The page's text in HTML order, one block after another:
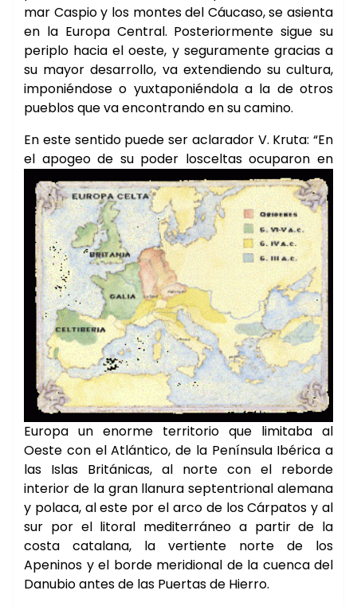
mar Caspio y los montes del Cáucaso, se asienta
en la Europa Central. Posteriormente sigue su
periplo hacia el oeste, y seguramente gracias a
su mayor desarrollo, va extendiendo su cultura,
imponiéndose o yuxtaponiéndola a la de otros
pueblos que va encontrando en su camino.
En este sentido puede ser aclarador V. Kruta: “En
el apogeo de su poder losceltas ocuparon en
Europa un enorme territorio que limitaba al
Oeste con el Atlántico, de la Península Ibérica a
las Islas Británicas, al norte con el reborde
interior de la gran llanura septentrional alemana
y polaca, al este por el arco de los Cárpatos y al
sur por el litoral mediterráneo a partir de la
costa catalana, la vertiente norte de los
Apeninos y el borde meridional de la cuenca del
Danubio antes de las Puertas de Hierro.